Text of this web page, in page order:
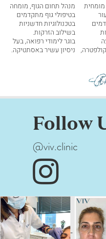
מנהל תחום הגוף, מומחה
בטיפולי גוף מתקדמים
בטכנולוגיות חדשניות
בשילוב הזרקות.
בוגר לימודי רפואה, בעל
ניסיון עשיר באסתטיקה.
Follow
@viv.clinic